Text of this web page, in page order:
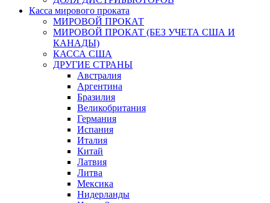
Касса мирового проката
МИРОВОЙ ПРОКАТ
МИРОВОЙ ПРОКАТ (БЕЗ УЧЕТА США И
КАНАДЫ)
КАССА США
ДРУГИЕ СТРАНЫ
Австралия
Аргентина
Бразилия
Великобритания
Германия
Испания
Италия
Китай
Латвия
Литва
Мексика
Нидерланды